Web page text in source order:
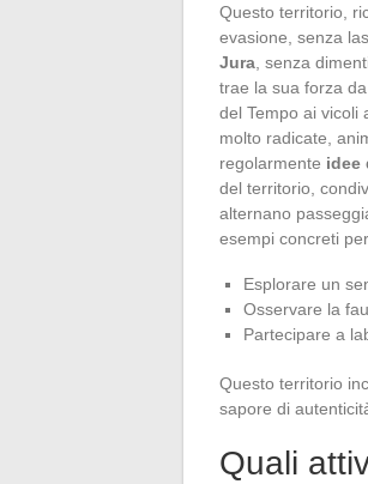
Questo territorio,
evasione, senza
Jura , senza
trae la sua forza
del Tempo ai vicoli
molto radicate,
regolarmente idee
del territorio,
alternano
esempi concreti
Esplorare un
Osservare la
Partecipare a
Questo territorio
sapore di
Quali